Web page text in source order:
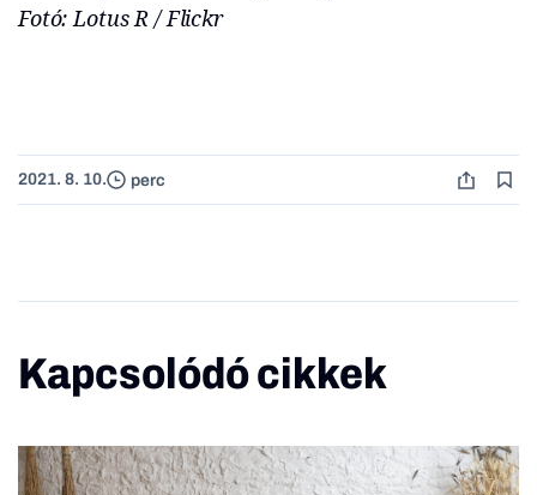
Fotó: Lotus R / Flickr
2021. 8. 10. perc
Kapcsolódó cikkek